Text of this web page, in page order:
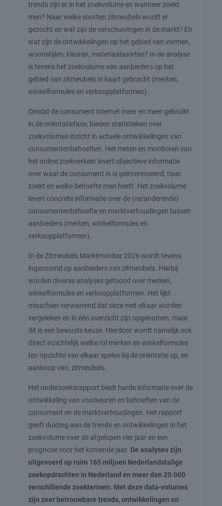
trends zijn er in het zoekvolume en wanneer zoekt
men? Naar welke soorten zitmeubels wordt er
gezocht en wat zijn de verschuivingen in de markt? En
wat zijn de ontwikkelingen op het gebied van vormen,
woonstijlen, kleuren, materiaalsoorten? In de analyse
is tevens het zoekvolume van aanbieders op het
gebied van zitmeubels in kaart gebracht (merken,
winkelformules en verkoopplatformen).
Omdat de consument internet meer en meer gebruikt
in de oriëntatiefase, bieden statistieken over
zoekvolumes inzicht in actuele ontwikkelingen van
consumentenbehoeften. Het meten en monitoren van
het online zoekverkeer levert objectieve informatie
over waar de consument in is geïnteresseerd, naar
zoekt en welke behoefte men heeft. Het zoekvolume
levert concrete informatie over de (veranderende)
consumentenbehoefte en marktverhoudingen tussen
aanbieders (merken, winkelformules en
verkoopplatformen).
In de Zitmeubels Marktmonitor 2026 wordt tevens
ingezoomd op aanbieders van zitmeubels. Hierbij
worden diverse analyses getoond over merken,
winkelformules en verkoopplatformen. Het lijkt
misschien verwarrend dat deze met elkaar worden
vergeleken en in één overzicht zijn opgenomen, maar
dit is een bewuste keuze. Hierdoor wordt namelijk ook
direct inzichtelijk welke rol merken en winkelformules
ten opzichte van elkaar spelen bij de oriëntatie op, en
aankoop van, zitmeubels.
Het onderzoeksrapport biedt harde informatie over de
ontwikkeling van voorkeuren en behoeften van de
consument en de marktverhoudingen. Het rapport
geeft duiding aan de trends en ontwikkelingen in het
zoekvolume over de afgelopen vier jaar en een
prognose voor het komende jaar. De analyses zijn
uitgevoerd op ruim 165 miljoen Nederlandstalige
zoekopdrachten in Nederland en meer dan 20.000
verschillende zoektermen. Met deze data-volumes
zijn zeer betrouwbare trends, ontwikkelingen en